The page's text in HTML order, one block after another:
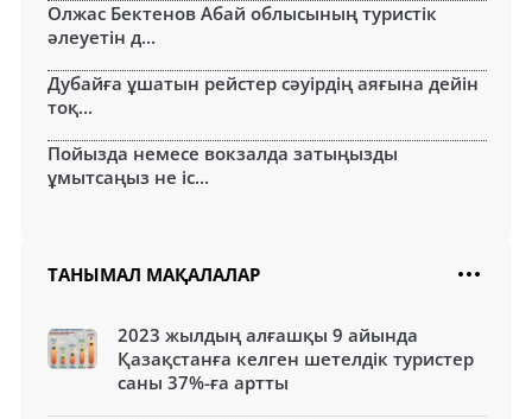
Олжас Бектенов Абай облысының туристік
әлеуетін д...
Дубайға ұшатын рейстер сәуірдің аяғына дейін
тоқ...
Пойызда немесе вокзалда затыңызды
ұмытсаңыз не іс...
ТАНЫМАЛ МАҚАЛАЛАР
2023 жылдың алғашқы 9 айында
Қазақстанға келген шетелдік туристер
саны 37%-ға артты